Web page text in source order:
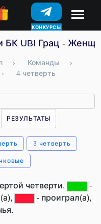
КОНКУРСЫ
БК UBI Грац -
› Команды
›
› 4 четверть
РЕЗУЛЬТАТЫ
3 четверть
четверти.
-
- проиграл(а),